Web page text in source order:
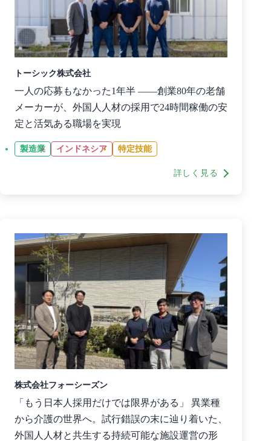
トーシック株式会社
一人の応募もなかった1年半 ――創業80年の老舗
メーカーが、外国人人材の採用で24時間稼働の安
定と活気ある職場を実現
製造業 インドネシア 特定技能
詳しく見る
株式会社フォーシーズン
「もう日本人採用だけでは限界がある」 異業種
から介護の世界へ。試行錯誤の末に辿り着いた、
外国人人材と共生する持続可能な施設運営の形